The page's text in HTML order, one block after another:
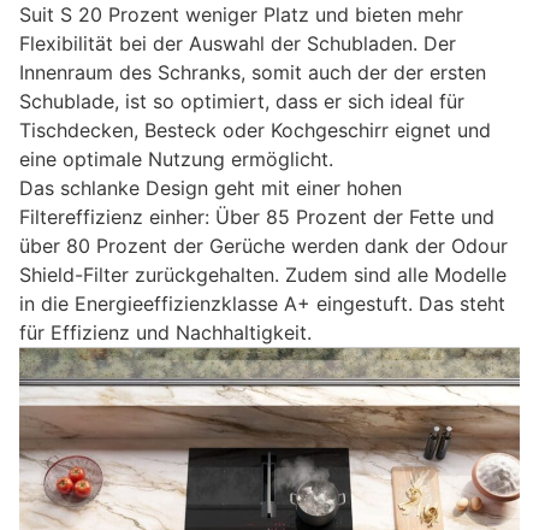
Suit S 20 Prozent weniger Platz und bieten mehr
Flexibilität bei der Auswahl der Schubladen. Der
Innenraum des Schranks, somit auch der der ersten
Schublade, ist so optimiert, dass er sich ideal für
Tischdecken, Besteck oder Kochgeschirr eignet und
eine optimale Nutzung ermöglicht.
Das schlanke Design geht mit einer hohen
Filtereffizienz einher: Über 85 Prozent der Fette und
über 80 Prozent der Gerüche werden dank der Odour
Shield-Filter zurückgehalten. Zudem sind alle Modelle
in die Energieeffizienzklasse A+ eingestuft. Das steht
für Effizienz und Nachhaltigkeit.